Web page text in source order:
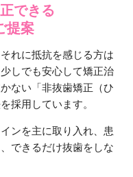
できる
提案
れに抵抗を感じる方は
しでも安心して矯正治
ない「非抜歯矯正（ひ
採用しています。
ンを主に取り入れ、患
できるだけ抜歯をしな